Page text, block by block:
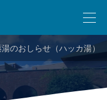
のおしらせ（ハッカ湯）